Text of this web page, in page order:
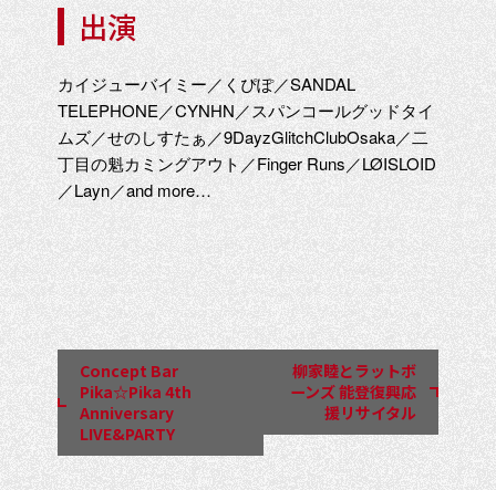
出演
カイジューバイミー／くぴぽ／SANDAL
TELEPHONE／CYNHN／スパンコールグッドタイ
ムズ／せのしすたぁ／9DayzGlitchClubOsaka／二
丁目の魁カミングアウト／Finger Runs／LØISLOID
／Layn／and more…
ン
ト
ナ
ビ
Concept Bar
Pika☆Pika 4th
Anniversary
LIVE&PARTY
柳家睦とラットボ
ーンズ 能登復興応
援リサイタル